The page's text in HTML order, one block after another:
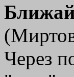
Через